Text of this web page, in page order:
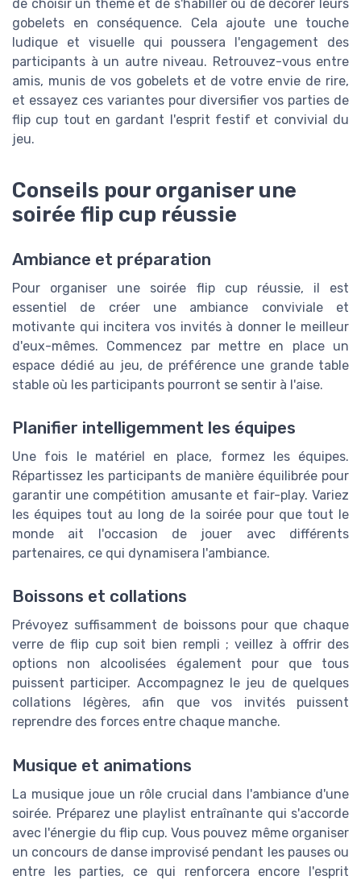
de choisir un thème et de s'habiller ou de décorer leurs
gobelets en conséquence. Cela ajoute une touche
ludique et visuelle qui poussera l'engagement des
participants à un autre niveau. Retrouvez-vous entre
amis, munis de vos gobelets et de votre envie de rire,
et essayez ces variantes pour diversifier vos parties de
flip cup tout en gardant l'esprit festif et convivial du
jeu.
Conseils pour organiser une
soirée flip cup réussie
Ambiance et préparation
Pour organiser une soirée flip cup réussie, il est
essentiel de créer une ambiance conviviale et
motivante qui incitera vos invités à donner le meilleur
d'eux-mêmes. Commencez par mettre en place un
espace dédié au jeu, de préférence une grande table
stable où les participants pourront se sentir à l'aise.
Planifier intelligemment les équipes
Une fois le matériel en place, formez les équipes.
Répartissez les participants de manière équilibrée pour
garantir une compétition amusante et fair-play. Variez
les équipes tout au long de la soirée pour que tout le
monde ait l'occasion de jouer avec différents
partenaires, ce qui dynamisera l'ambiance.
Boissons et collations
Prévoyez suffisamment de boissons pour que chaque
verre de flip cup soit bien rempli ; veillez à offrir des
options non alcoolisées également pour que tous
puissent participer. Accompagnez le jeu de quelques
collations légères, afin que vos invités puissent
reprendre des forces entre chaque manche.
Musique et animations
La musique joue un rôle crucial dans l'ambiance d'une
soirée. Préparez une playlist entraînante qui s'accorde
avec l'énergie du flip cup. Vous pouvez même organiser
un concours de danse improvisé pendant les pauses ou
entre les parties, ce qui renforcera encore l'esprit